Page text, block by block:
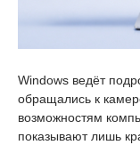
Windows ведёт
обращались к
возможностям
показывают лишь